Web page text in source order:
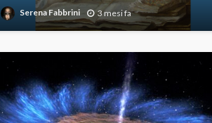
Serena Fabbrini 3 mesi fa